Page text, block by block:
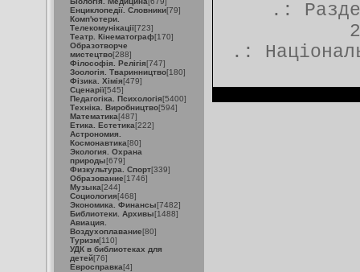
Енциклопедії. Словники[79]
Комп'ютери.
Телекомунікації[723]
Театр. Кінематограф[170]
Образотворче
мистецтво[288]
Філософія. Релігія[747]
Зоологія. Тваринництво[180]
Фізика. Хімія[479]
Сценарії[545]
Педагогіка. Психологія[5400]
Техніка. Виробництво[594]
Математика[487]
Етика. Естетика[222]
Астрономия.
Космонавтика[80]
Экология. Охрана
природы[679]
Физкультура. Спорт[339]
Образование[1746]
Музыка[244]
Социология[468]
Экономика. Финансы[7482]
Библиотеки. Архивы[1488]
Авиация.
Воздухоплавание[80]
Туризм[110]
УДК в библиотеках для
детей[76]
Евросправка[4]
.:
.: